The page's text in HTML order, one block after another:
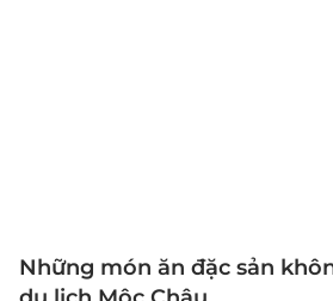
Những món ăn đặc sản